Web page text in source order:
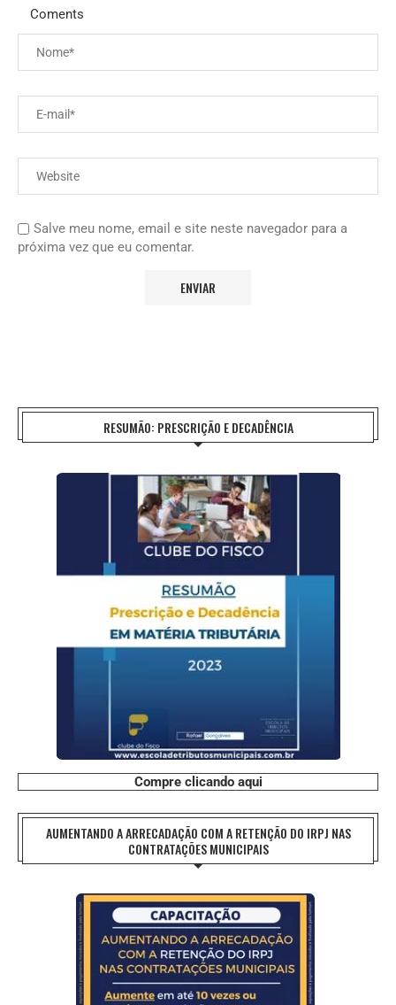
Coments
Salve meu nome, email e site neste navegador para a
próxima vez que eu comentar.
RESUMÃO: PRESCRIÇÃO E DECADÊNCIA
Compre clicando aqui
AUMENTANDO A ARRECADAÇÃO COM A RETENÇÃO DO IRPJ NAS
CONTRATAÇÕES MUNICIPAIS